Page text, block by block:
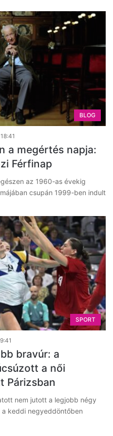
BLOG
a megértés napja:
Férfinap
az 1960-as évekig
csupán 1999-ben indult
SPORT
bravúr: a
a női
Párizsban
nem jutott a legjobb négy
a keddi negyeddöntőben